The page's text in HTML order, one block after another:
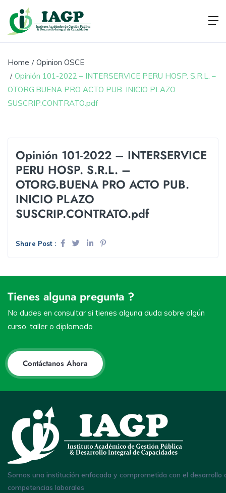
Home
Opinion OSCE
Opinión 101-2022 – INTERSERVICE PERU HOSP. S.R.L. –
OTORG.BUENA PRO ACTO PUB. INICIO PLAZO
SUSCRIP.CONTRATO.pdf
Opinión 101-2022 – INTERSERVICE
PERU HOSP. S.R.L. –
OTORG.BUENA PRO ACTO PUB.
INICIO PLAZO
SUSCRIP.CONTRATO.pdf
Share Post :
Tienes alguna pregunta ?
No dudes en consultar si tienes alguna duda sobre algún
curso, taller o diplomado
Contáctanos Ahora
Somos una institución enfocada y comprometida con el desarrollo
competencias laborales